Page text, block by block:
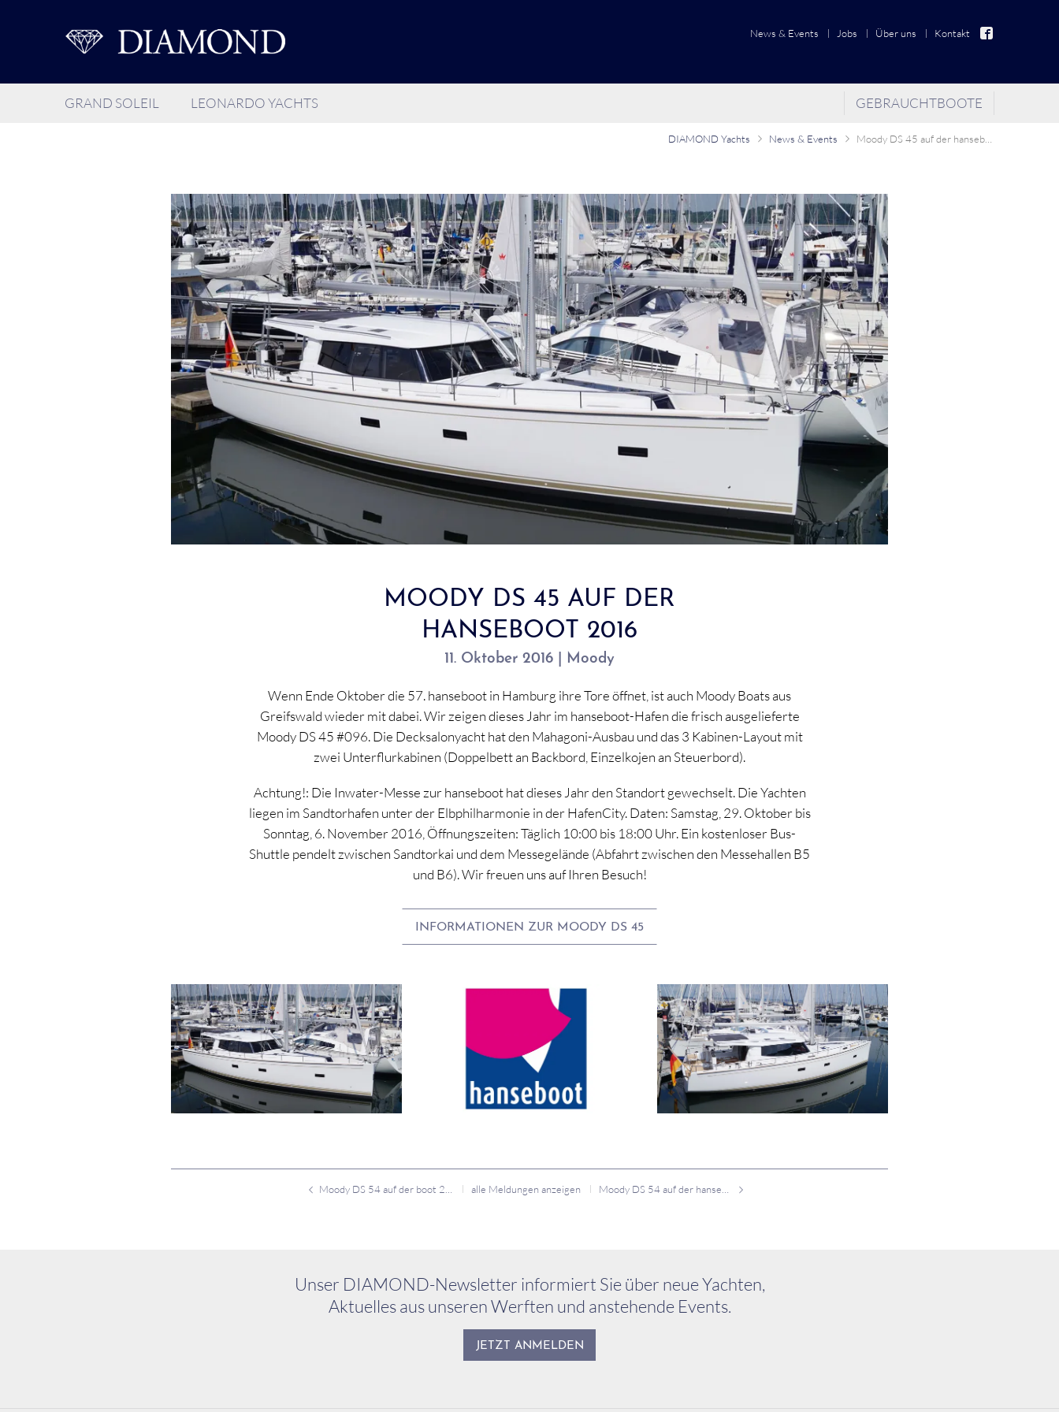
News & Events Jobs Über uns Kontakt
GRAND SOLEIL LEONARDO YACHTS GEBRAUCHTBOOTE
DIAMOND Yachts News & Events
MOODY DS 45 AUF DER
HANSEBOOT 2016
11. Oktober 2016 | Moody
Wenn Ende Oktober die 57. hanseboot in Hamburg ihre Tore öffnet, ist auch Moody Boats aus
Greifswald wieder mit dabei. Wir zeigen dieses Jahr im hanseboot-Hafen die frisch ausgelieferte
Moody DS 45 #096. Die Decksalonyacht hat den Mahagoni-Ausbau und das 3 Kabinen-Layout mit
zwei Unterflurkabinen (Doppelbett an Backbord, Einzelkojen an Steuerbord).
Achtung!: Die Inwater-Messe zur hanseboot hat dieses Jahr den Standort gewechselt. Die Yachten
liegen im Sandtorhafen unter der Elbphilharmonie in der HafenCity. Daten: Samstag, 29. Oktober bis
Sonntag, 6. November 2016, Öffnungszeiten: Täglich 10:00 bis 18:00 Uhr. Ein kostenloser Bus-
Shuttle pendelt zwischen Sandtorkai und dem Messegelände (Abfahrt zwischen den Messehallen B5
und B6). Wir freuen uns auf Ihren Besuch!
INFORMATIONEN ZUR MOODY DS 45
alle Meldungen anzeigen
Unser DIAMOND-Newsletter informiert Sie über neue Yachten,
Aktuelles aus unseren Werften und anstehende Events.
JETZT ANMELDEN